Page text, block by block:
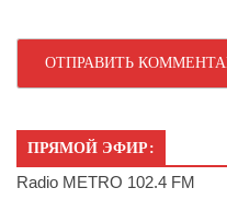
ПРЯМОЙ ЭФИР:
Radio METRO 102.4 FM